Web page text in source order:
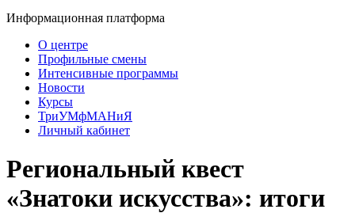
Информационная платформа
О центре
Профильные смены
Интенсивные программы
Новости
Курсы
ТриУМфМАНиЯ
Личный кабинет
Региональный квест
«Знатоки искусства»: итоги